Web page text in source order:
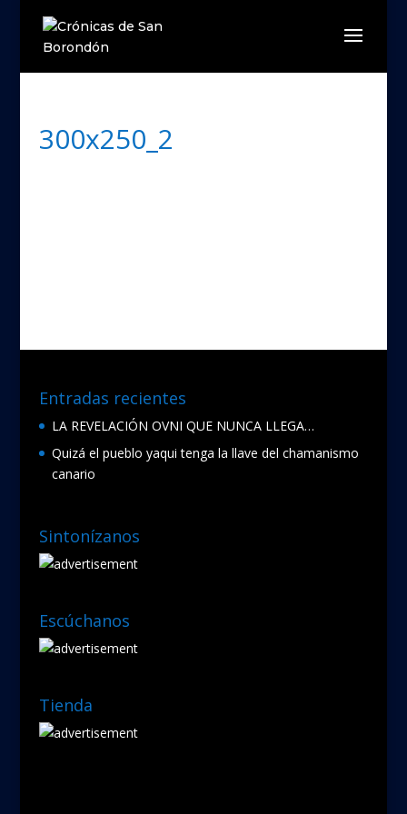
300x250_2
Entradas recientes
LA REVELACIÓN OVNI QUE NUNCA LLEGA…
Quizá el pueblo yaqui tenga la llave del chamanismo
canario
Sintonízanos
Escúchanos
Tienda